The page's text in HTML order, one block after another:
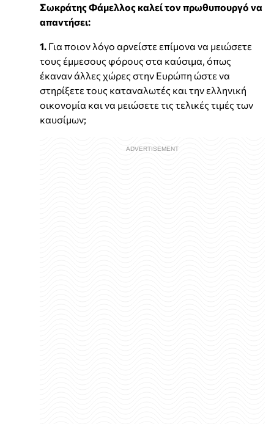
Σωκράτης Φάμελλος καλεί τον πρωθυπουργό να
απαντήσει:
1. Για ποιον λόγο αρνείστε επίμονα να μειώσετε
τους έμμεσους φόρους στα καύσιμα, όπως
έκαναν άλλες χώρες στην Ευρώπη ώστε να
στηρίξετε τους καταναλωτές και την ελληνική
οικονομία και να μειώσετε τις τελικές τιμές των
καυσίμων;